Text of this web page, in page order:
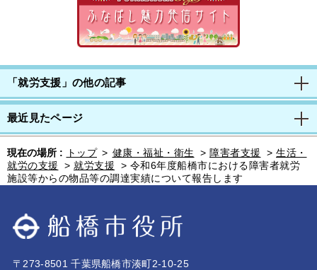
「就労支援」の他の記事
最近見たページ
現在の場所 : トップ > 健康・福祉・衛生 > 障害者支援 > 生活・
就労の支援
> 就労支援 > 令和6年度船橋市における障害者就労
施設等からの物品等の調達実績について報告します
〒273-8501 千葉県船橋市湊町2-10-25